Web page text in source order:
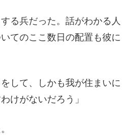
る兵だった。話がわかる人
てのここ数日の配置も彼に
して、しかも我が住まいに
けがないだろう」